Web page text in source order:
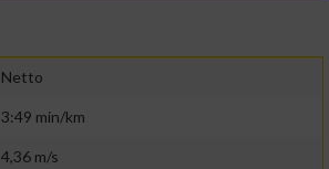
Netto
3:49 min/km
4,36 m/s